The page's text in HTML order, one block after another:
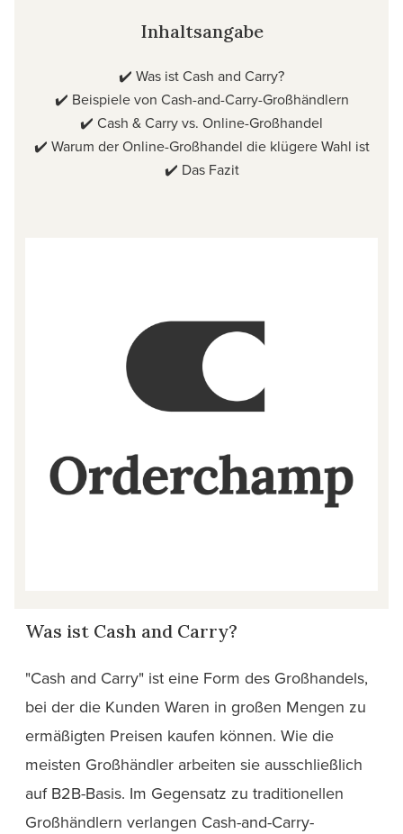
Inhaltsangabe
✔️ Was ist Cash and Carry?
✔️ Beispiele von Cash-and-Carry-Großhändlern
✔️ Cash & Carry vs. Online-Großhandel
✔️ Warum der Online-Großhandel die klügere Wahl ist
✔️ Das Fazit
Was ist Cash and Carry?
"Cash and Carry" ist eine Form des Großhandels,
bei der die Kunden Waren in großen Mengen zu
ermäßigten Preisen kaufen können. Wie die
meisten Großhändler arbeiten sie ausschließlich
auf B2B-Basis. Im Gegensatz zu traditionellen
Großhändlern verlangen Cash-and-Carry-